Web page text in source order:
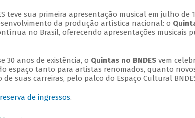
teve sua primeira apresentação musical em julho de
da produção artística nacional: o
no Brasil, oferecendo apresentações musicais
30 anos de existência, o Quintas no BNDESvem
espaço tanto para artistas renomados, quanto
de suas carreiras, pelo palco do Espaço Cultural
reserva de ingressos.